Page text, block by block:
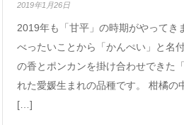
2019年1月26日
2019年も「甘平」の時期がやってき
べったいことから「かんぺい」と名
の香とポンカンを掛け合わせできた
れた愛媛生まれの品種です。 柑橘の
[…]